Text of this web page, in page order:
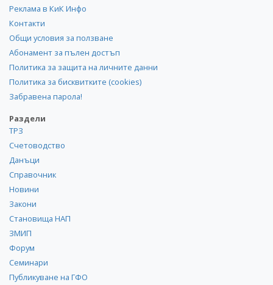
Реклама в КиК Инфо
Контакти
Общи условия за ползване
Абонамент за пълен достъп
Политика за защита на личните данни
Политика за бисквитките (cookies)
Забравена парола!
Раздели
ТРЗ
Счетоводство
Данъци
Справочник
Новини
Закони
Становища НАП
ЗМИП
Форум
Семинари
Публикуване на ГФО